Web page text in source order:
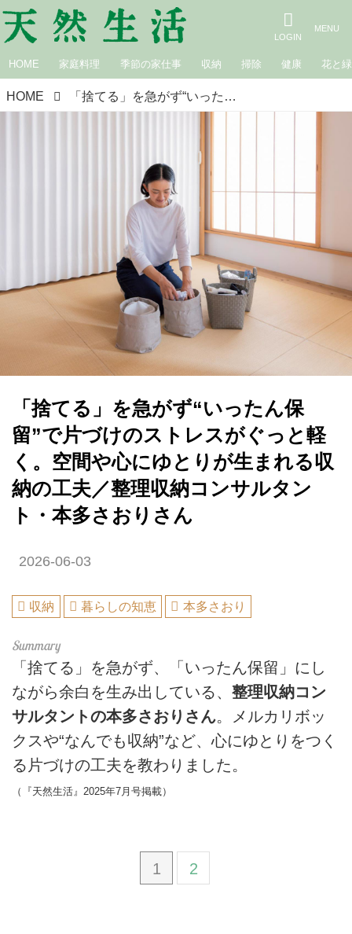
HOME 家庭料理 季節の家仕事 収納 掃除 健康 花と緑
HOME 「捨てる」を急がず“いったん保留”で片づけのストレスがぐっと軽く。空間や心にゆとりが生まれる収納の工夫／整理収納コンサルタント・本多さおりさん
「捨てる」を急がず“いったん保
留”で片づけのストレスがぐっと軽
く。空間や心にゆとりが生まれる収
納の工夫／整理収納コンサルタン
ト・本多さおりさん
2026-06-03
収納 暮らしの知恵 本多さおり
「捨てる」を急がず、「いったん保留」にし
ながら余白を生み出している、 整理収納コン
サルタントの本多さおりさん。メルカリボッ
クスや“なんでも収納”など、心にゆとりをつく
る片づけの工夫を教わりました。
（『天然生活』2025年7月号掲載）
1 2